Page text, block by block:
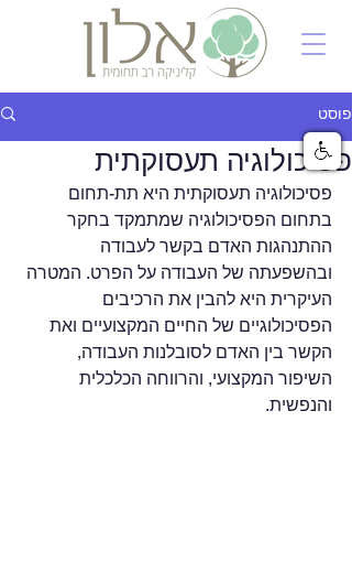
פוסט
פסיכולוגיה תעסוקתית
פסיכולוגיה תעסוקתית היא תת-תחום
בתחום הפסיכולוגיה שמתמקד בחקר
ההתנהגות האדם בקשר לעבודה
ובהשפעתה של העבודה על הפרט. המטרה
העיקרית היא להבין את הרכיבים
הפסיכולוגיים של החיים המקצועיים ואת
הקשר בין האדם לסובלנות העבודה,
השיפור המקצועי, והרווחה הכלכלית
והנפשית.